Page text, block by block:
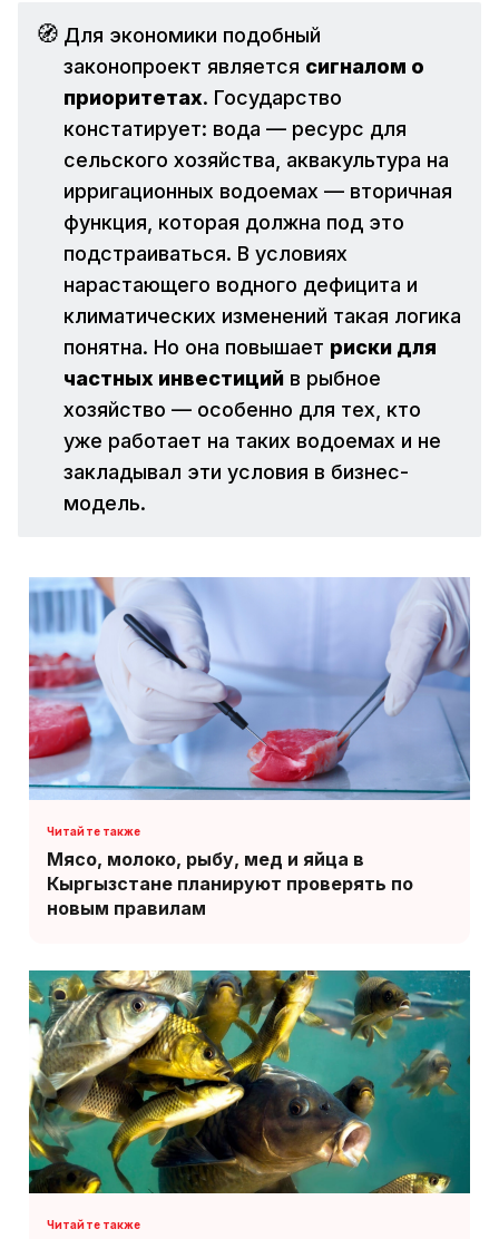
🧭 Для экономики подобный
законопроект является сигналом о
приоритетах. Государство
констатирует: вода — ресурс для
сельского хозяйства, аквакультура на
ирригационных водоемах — вторичная
функция, которая должна под это
подстраиваться. В условиях
нарастающего водного дефицита и
климатических изменений такая логика
понятна. Но она повышает риски для
частных инвестиций в рыбное
хозяйство — особенно для тех, кто
уже работает на таких водоемах и не
закладывал эти условия в бизнес-
модель.
Мясо, молоко, рыбу, мед и яйца в
Кыргызстане планируют проверять по
новым правилам